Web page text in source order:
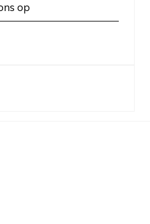
op